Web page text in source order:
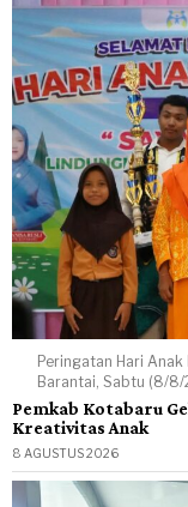
Peringatan Hari
Barantai, Sabtu (8/
Pemkab Kotabaru
Kreativitas Anak
8 AGUSTUS 2026